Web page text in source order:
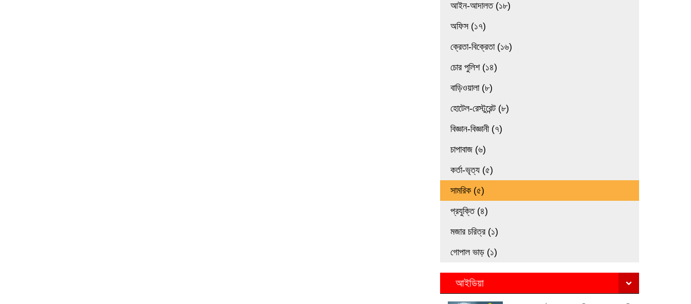
আইন-আদালত (১৮)
অফিস (১৭)
ক্রেতা-বিক্রেতা (১৬)
চোর পুলিশ (১৪)
বাড়িওয়ালা (৮)
হোটেল-রেস্টুরেন্ট (৮)
বিজ্ঞান-বিজ্ঞানী (৭)
চাপাবাজ (৬)
কর্তা-ভৃত্য (৫)
সামরিক (৫)
প্রযুক্তি (৪)
মজার চরিত্র (১)
গোপাল ভাড় (১)
আইডিয়া